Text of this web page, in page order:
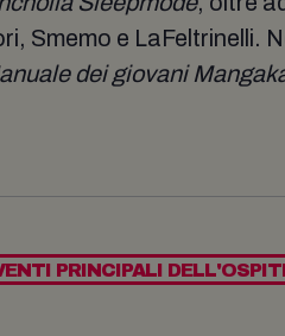
Smemo e LaFeltrinelli.
dei giovani
PRINCIPALI